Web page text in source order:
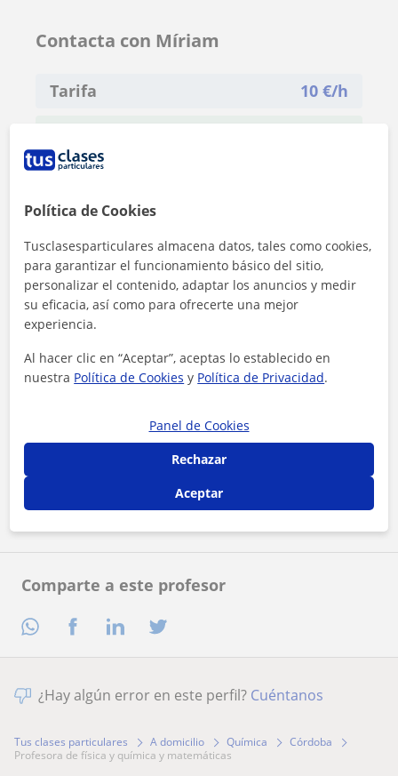
Comparte a este profesor
Contacta con Míriam
Tarifa 10 €/h
Al hacer clic, aceptas nuestroaviso legaly deprivacidad
Contactar ahora
¿Hay algún error en este perfil? Cuéntanos
Tus clases particulares A domicilio Química
Córdoba
profesora de física y química y matemáticas
Política de Cookies
Tusclasesparticulares almacena datos, tales como cookies,
para garantizar el funcionamiento básico del sitio,
personalizar el contenido, adaptar los anuncios y medir
su eficacia, así como para ofrecerte una mejor
experiencia.
Al hacer clic en “Aceptar”, aceptas lo establecido en
nuestra Política de Cookies y Política de Privacidad.
Panel de Cookies
Rechazar
Aceptar